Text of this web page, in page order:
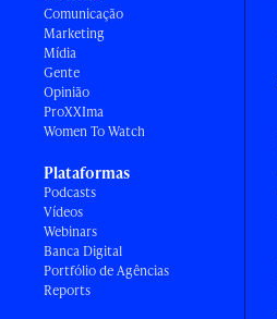
Comunicação
Marketing
Mídia
Gente
Opinião
ProXXIma
Women To Watch
Plataformas
Podcasts
Vídeos
Webinars
Banca Digital
Portfólio de Agências
Reports